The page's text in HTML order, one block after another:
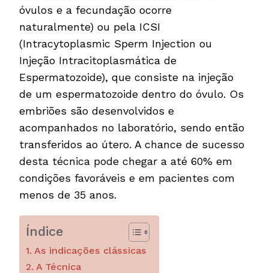
óvulos e a fecundação ocorre
naturalmente) ou pela ICSI
(Intracytoplasmic Sperm Injection ou
Injeção Intracitoplasmática de
Espermatozoide), que consiste na injeção
de um espermatozoide dentro do óvulo. Os
embriões são desenvolvidos e
acompanhados no laboratório, sendo então
transferidos ao útero. A chance de sucesso
desta técnica pode chegar a até 60% em
condições favoráveis e em pacientes com
menos de 35 anos.
Índice
As indicações clássicas
A Técnica